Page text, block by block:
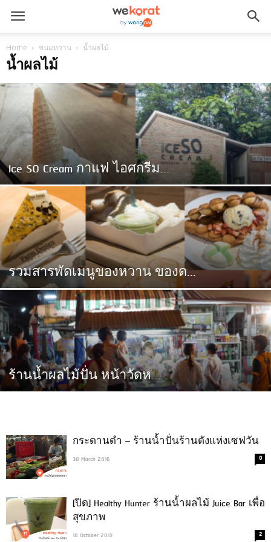
Home ขนมหวาน น้ำผลไม้
น้ำผลไม้
Ice SO Cream กาแฟ ไอศกรีม...
รวมสารพัดเมนูของหวาน ของด...
ร้านน้ำผลไม้ปั่น หน้าวัดห...
กระดานดำ – ร้านน้ำปั่นร้านดังแห่งเซฟวัน
30 March 2016 0
[ปิด] Healthy Hunter ร้านน้ำผลไม้ Juice Bar เพื่อ
สุขภาพ
10 October 2015 2